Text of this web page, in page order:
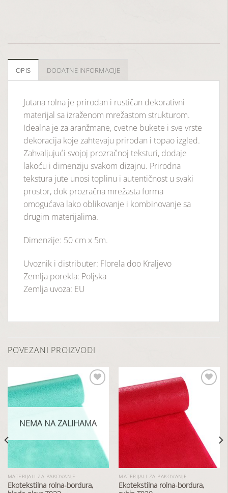
OPIS DODATNE INFORMACIJE
Jutana rolna je prirodan i rustičan dekorativni
materijal sa izraženom mrežastom strukturom.
Idealna je zaaranžmane, cvetne bukete i sve vrste
dekoracija koje zahtevaju prirodan i topao izgled.
Zahvaljujući svojoj prozračnoj teksturi, dodaje
lakoću i dimenziju svakom dizajnu. Prirodna
tekstura jute unosi toplinu i autentičnost u svaki
prostor, dok prozračna mrežasta forma
omogućava lako oblikovanje i kombinovanje sa
drugim materijalima.
Dimenzije: 50 cm x 5m.
Uvoznik i distributer: Florela doo Kraljevo
Zemlja porekla: Poljska
Zemlja uvoza: EU
POVEZANI PROIZVODI
listu
NEMA NA ZALIHAMA
MATERIJALI ZA PAKOVANJE
Ekotekstilna rolna-bordura,
MATERIJALI ZA PAKOVANJE
Ekotekstilna rolna-bordura,